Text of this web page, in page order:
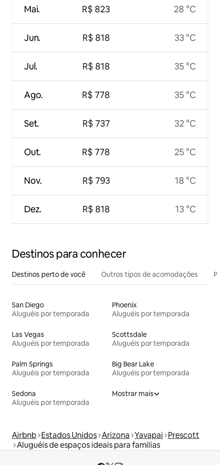
Mai.
Jun.
Jul.
Ago.
Set.
Out.
Nov.
Dez.
R$ 823
R$ 818
R$ 818
R$ 778
R$ 737
R$ 778
R$ 793
R$ 818
28 °C
33 °C
35 °C
35 °C
32 °C
25 °C
18 °C
13 °C
Destinos para conhecer
Destinos perto de você Outros tipos de acomodações
San Diego
Aluguéis por temporada
Phoenix
Aluguéis por temporada
Las Vegas
Aluguéis por temporada
Scottsdale
Aluguéis por temporada
Palm Springs
Aluguéis por temporada
Big Bear Lake
Aluguéis por temporada
Sedona
Aluguéis por temporada
Mostrar mais
Airbnb Estados Unidos Arizona Yavapai Prescott
Aluguéis de espaços ideais para famílias